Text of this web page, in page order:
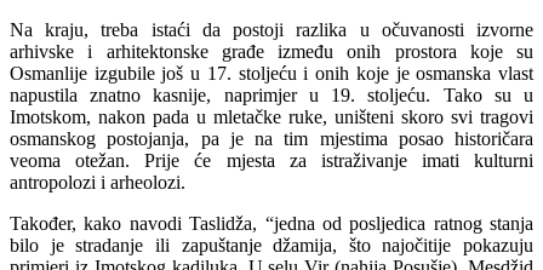
Na kraju, treba istaći da postoji razlika u očuvanosti izvorne
arhivske i arhitektonske građe između onih prostora koje su
Osmanlije izgubile još u 17. stoljeću i onih koje je osmanska vlast
napustila znatno kasnije, naprimjer u 19. stoljeću. Tako su u
Imotskom, nakon pada u mletačke ruke, uništeni skoro svi tragovi
osmanskog postojanja, pa je na tim mjestima posao historičara
veoma otežan. Prije će mjesta za istraživanje imati kulturni
antropolozi i arheolozi.
Također, kako navodi Taslidža, “jedna od posljedica ratnog stanja
bilo je stradanje ili zapuštanje džamija, što najočitije pokazuju